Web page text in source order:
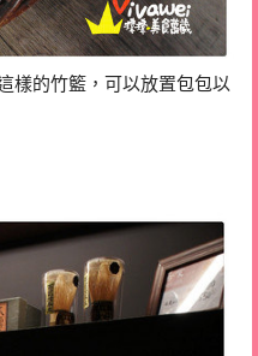
樣的竹籃，可以放置包包以